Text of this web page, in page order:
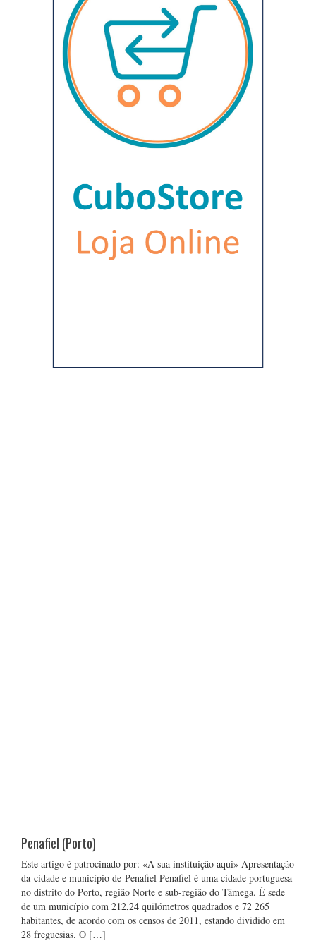
Penafiel (Porto)
Este artigo é patrocinado por: «A sua instituição aqui» Apresentação
da cidade e município de Penafiel Penafiel é uma cidade portuguesa
no distrito do Porto, região Norte e sub-região do Tâmega. É sede
de um município com 212,24 quilómetros quadrados e 72 265
habitantes, de acordo com os censos de 2011, estando dividido em
28 freguesias. O […]